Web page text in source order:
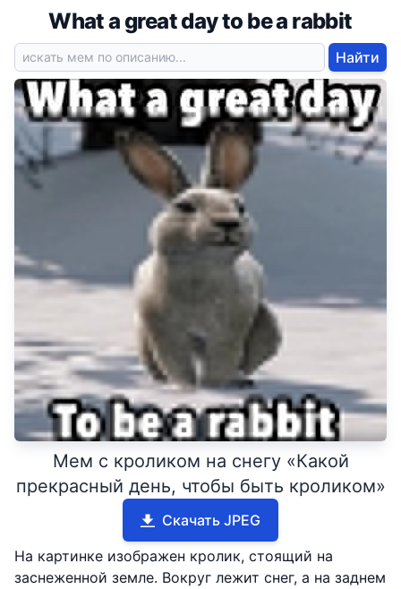
What a great day to be a rabbit
Найти
Мем с кроликом на снегу «Какой
прекрасный день, чтобы быть кроликом»
Скачать JPEG
На картинке изображен кролик, стоящий на
заснеженной земле. Вокруг лежит снег, а на заднем